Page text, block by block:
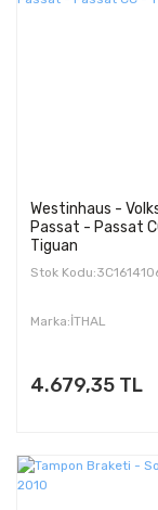
Westinhaus -
Passat - Passat
Tiguan
Stok
Marka:İTHAL
4.679,35 TL